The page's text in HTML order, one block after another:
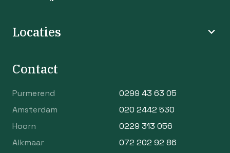
Locaties
Contact
Purmerend
0299 43 63 05
Amsterdam
020 2442 530
Hoorn
0229 313 056
Alkmaar
072 202 92 86